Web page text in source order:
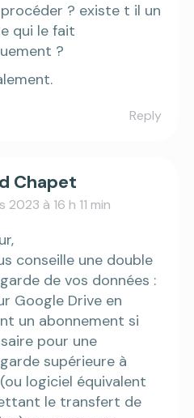
? existe t il un
qui le fait
?
Reply
Chapet
2023 à 16 h 11 min
conseille une double
de vos données :
Google Drive en
un abonnement si
pour une
supérieure à
logiciel équivalent
le transfert de